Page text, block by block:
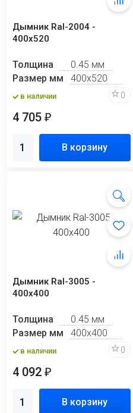
Дымник Ral-2004 -
400х520
Толщина
0.45 мм
Размер мм
400х520
в наличии 0
4 705 ₽
В корзину
Дымник Ral-3005 -
400х400
Толщина
0.45 мм
Размер мм
400х400
в наличии 0
4 092 ₽
В корзину